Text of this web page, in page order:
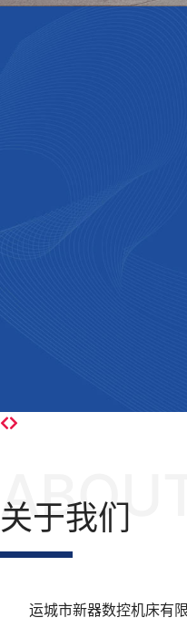
关于我们
运城市新器数控机床有